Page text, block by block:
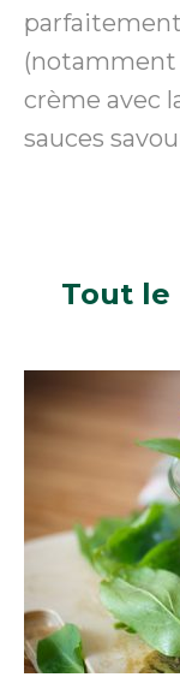
(notamment
crème avec
sauces
Tout le